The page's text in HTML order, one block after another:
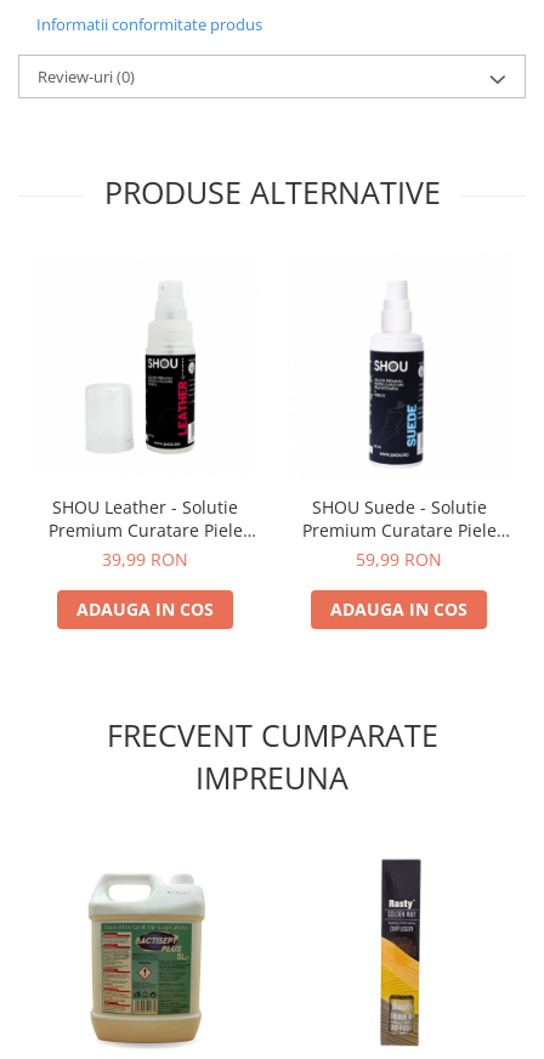
Informatii conformitate produs
Review-uri(0)
PRODUSE ALTERNATIVE
SHOU Leather - Solutie
Premium Curatare Piele
50ml
39,99 RON
ADAUGA IN COS
SHOU Suede - Solutie
Premium Curatare Piele
Intoarsa 100ml
59,99 RON
ADAUGA IN COS
FRECVENT CUMPARATE
IMPREUNA